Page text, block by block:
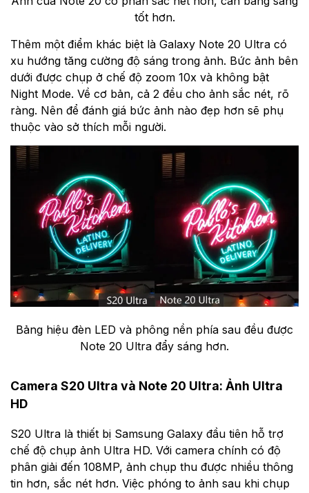
tốt hơn.
Thêm một điểm khác biệt là Galaxy Note 20 Ultra có
xu hướng tăng cường độ sáng trong ảnh. Bức ảnh bên
dưới được chụp ở chế độ zoom 10x và không bật
Night Mode. Về cơ bản, cả 2 đều cho ảnh sắc nét, rõ
ràng. Nên để đánh giá bức ảnh nào đẹp hơn sẽ phụ
thuộc vào sở thích mỗi người.
Bảng hiệu đèn LED và phông nền phía sau đều được
Note 20 Ultra đẩy sáng hơn.
Camera S20 Ultra và Note 20 Ultra: Ảnh Ultra
HD
S20 Ultra là thiết bị Samsung Galaxy đầu tiên hỗ trợ
chế độ chụp ảnh Ultra HD. Với camera chính có độ
phân giải đến 108MP, ảnh chụp thu được nhiều thông
tin hơn, sắc nét hơn. Việc phóng to ảnh sau khi chụp